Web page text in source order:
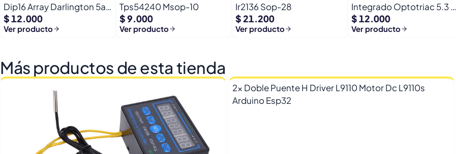
Dip16 Array Darlington 5a -
50v
$ 12.000
Ver producto
Tps54240 Msop-10
$ 9.000
Ver producto
Ir2136 Sop-28
$ 21.200
Ver producto
Integrado Optotriac 5.3 Kv
Triac 400v
$ 12.000
Ver producto
Más productos de esta tienda
2x Doble Puente H Driver L9110 Motor Dc L9110s
Arduino Esp32